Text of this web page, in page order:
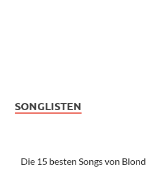
SONGLISTEN
Die 15 besten Songs von Blond